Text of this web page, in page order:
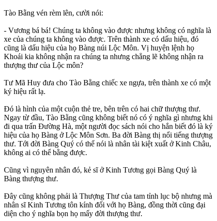
Tào Bằng vén rèm lên, cười nói:
- Vương bá bá! Chúng ta không vào được nhưng không có nghĩa là
xe của chúng ta không vào được. Trên thành xe có dấu hiệu, đó
cũng là dấu hiệu của họ Bàng núi Lộc Môn. Vị huyện lệnh họ
Khoái kia không nhận ra chúng ta nhưng chẳng lẽ không nhận ra
thượng thư của Lộc môn?
Tư Mã Huy đưa cho Tào Bằng chiếc xe ngựa, trên thành xe có một
ký hiệu rất lạ.
Đó là hình của một cuộn thẻ tre, bên trên có hai chữ thượng thư.
Ngay từ đầu, Tào Bằng cũng không biết nó có ý nghĩa gì nhưng khi
đi qua trấn Đường Hà, một người đọc sách nói cho hắn biết đó là ký
hiệu của họ Bàng ở Lộc Môn Sơn. Ba đời Bàng thị nổi tiếng thượng
thư. Tới đời Bàng Quý có thể nói là nhân tài kiệt xuất ở Kinh Châu,
không ai có thể bằng được.
Cũng vì nguyên nhân đó, kẻ sĩ ở Kinh Tương gọi Bàng Quý là
Bàng thượng thư.
Đây cũng không phải là Thượng Thư của tam tỉnh lục bộ nhưng mà
nhân sĩ Kinh Tương tôn kính đối với họ Bàng, đồng thời cũng đại
diện cho ý nghĩa bọn họ mấy đời thượng thư.